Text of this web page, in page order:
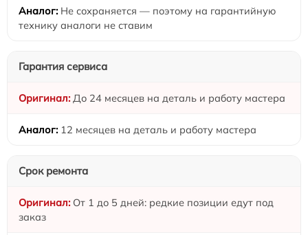
Не сохраняется — поэтому на гарантийную
технику аналоги не ставим
Гарантия сервиса
До 24 месяцев на деталь и работу мастера
12 месяцев на деталь и работу мастера
Срок ремонта
От 1 до 5 дней: редкие позиции едут под
заказ